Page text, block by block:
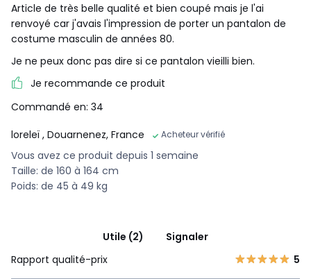
Article de très belle qualité et bien coupé mais je l'ai
renvoyé car j'avais l'impression de porter un pantalon de
costume masculin de années 80.
Je ne peux donc pas dire si ce pantalon vieilli bien.
Je recommande ce produit
Commandé en: 34
loreleï , Douarnenez, France Acheteur vérifié
Vous avez ce produit depuis 1 semaine
Taille: de 160 à 164 cm
Poids: de 45 à 49 kg
Utile (2)
Signaler
Rapport qualité-prix
5